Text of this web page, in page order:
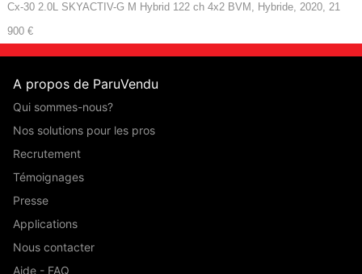
Cx-30 2.0L SKYACTIV-G M Hybrid 122 ch 4x2 BVM, Hybride, 2020, 21
900 €
A propos de ParuVendu
Qui sommes-nous?
Nos solutions pour les pros
Recrutement
Témoignages
Presse
Applications
Nous contacter
Aide - FAQ